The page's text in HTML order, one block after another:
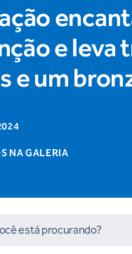
e leva
e um
NA GALERIA